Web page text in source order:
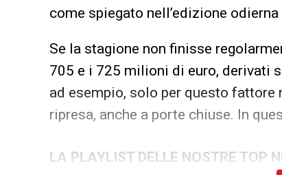
come spiegato nell’edizione odierna
Se la stagione non finisse
705 e i 725 milioni di euro, derivati
ad esempio, solo per questo fattore
ripresa, anche a porte chiuse. In
LA PLAYLIST DELLE NOSTRE TOP